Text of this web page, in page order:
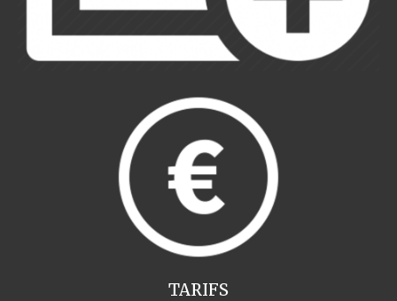
TARIFS